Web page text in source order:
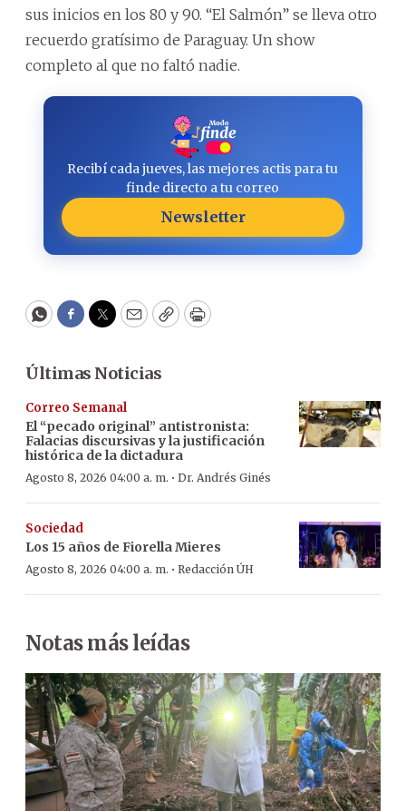
sus inicios en los 80 y 90. “El Salmón” se lleva otro
recuerdo gratísimo de Paraguay. Un show
completo al que no faltó nadie.
Recibí cada jueves, las mejores actis para tu
finde directo a tu correo
Newsletter
WhatsApp
Facebook
Twitter
EmailCopyPrint
Últimas Noticias
Correo Semanal
El “pecado original” antistronista:
Falacias discursivas y la justificación
histórica de la dictadura
Agosto 8, 2026 04:00 a. m. · Dr. Andrés Ginés
Sociedad
Los 15 años de Fiorella Mieres
Agosto 8, 2026 04:00 a. m. · Redacción ÚH
Notas más leídas